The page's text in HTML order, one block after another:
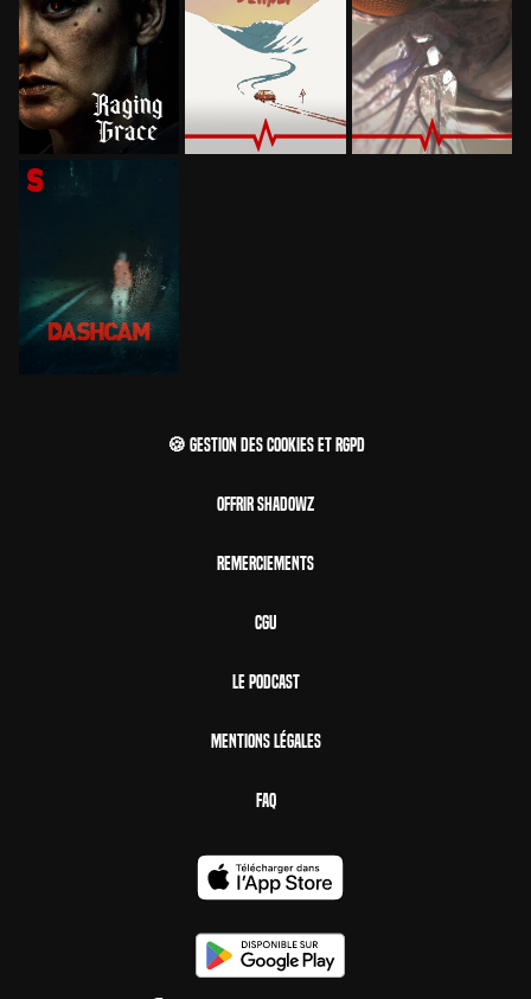
🍪 Gestion des cookies et RGPD
Offrir Shadowz
Remerciements
CGU
Le Podcast
Mentions Légales
FAQ